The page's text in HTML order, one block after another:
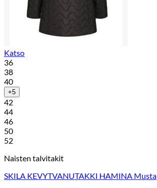
Katso
36
38
40
+5
42
44
46
50
52
Naisten talvitakit
SKILA KEVYTVANUTAKKI HAMINA Musta